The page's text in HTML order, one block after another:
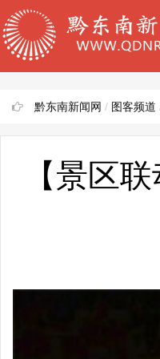
黔东南新闻网 / 图客频道
【景区